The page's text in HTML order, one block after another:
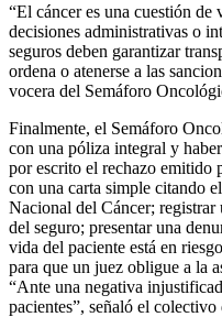
“El cáncer es una cuestión de
decisiones administrativas o
seguros deben garantizar
ordena o atenerse a las
vocera del Semáforo
Finalmente, el Semáforo
con una póliza integral y
por escrito el rechazo emitido
con una carta simple citando
Nacional del Cáncer; registrar
del seguro; presentar una
vida del paciente está en
para que un juez obligue a la
“Ante una negativa
pacientes”, señaló el colectivo